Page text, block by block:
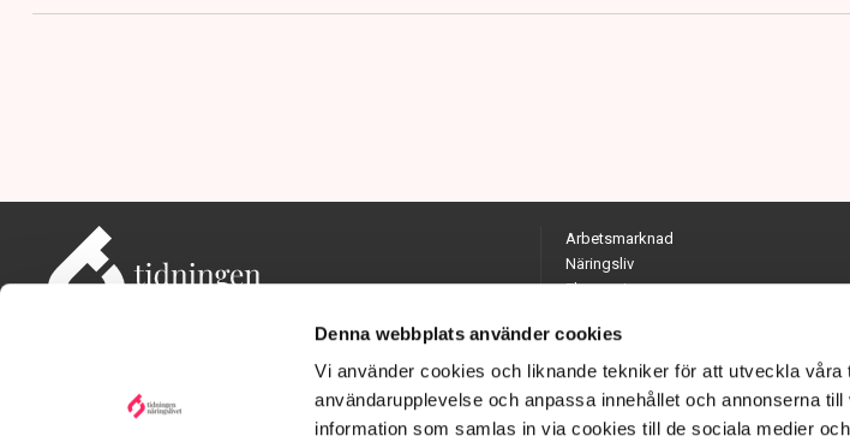
Denna webbplats använder cookies
Vi använder cookies och liknande tekniker för att utveckla våra
användarupplevelse och anpassa innehållet och annonserna
information som samlas in via cookies till de sociala medier
Adress: Tidningen Näringslivet, 114 82 Stockholm
Arbetsmarknad
Näringsliv
Ekonomi
Opinion
Hållbarhet
Utrikes
Quiz